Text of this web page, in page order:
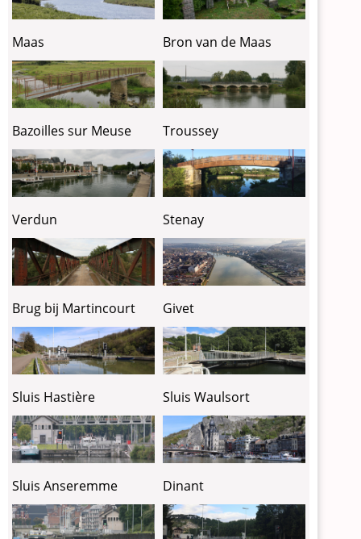
Maas Bron van de Maas
Bazoilles sur Meuse Troussey
Verdun Stenay
Brug bij Martincourt Givet
Sluis Hastière Sluis Waulsort
Sluis Anseremme Dinant